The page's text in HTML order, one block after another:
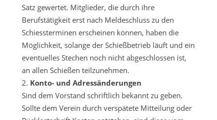
Satz gewertet. Mitglieder, die durch ihre
Berufstätigkeit erst nach Meldeschluss zu den
Schiessterminen erscheinen können, haben die
Möglichkeit, solange der Schießbetrieb läuft und ein
eventuelles Stechen noch nicht abgeschlossen ist,
an allen Schießen teilzunehmen.
Konto- und Adressänderungen
Sind dem Vorstand schriftlich bekannt zu geben.
Sollte dem Verein durch verspätete Mitteilung oder